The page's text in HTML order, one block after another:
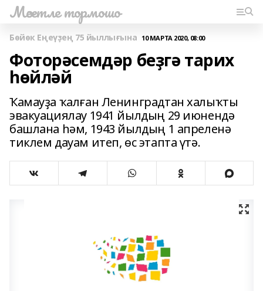
Мәсетле тормошо
Бөйөк Еңеүҙең 75 йыллығына 10 МАРТА 2020, 08:00
Фоторәсемдәр беҙгә тарих
һөйләй
Ҡамауҙа ҡалған Ленинградтан халыҡты
эвакуациялау 1941 йылдың 29 июнендә
башлана һәм, 1943 йылдың 1 апреленә
тиклем дауам итеп, өс этапта үтә.